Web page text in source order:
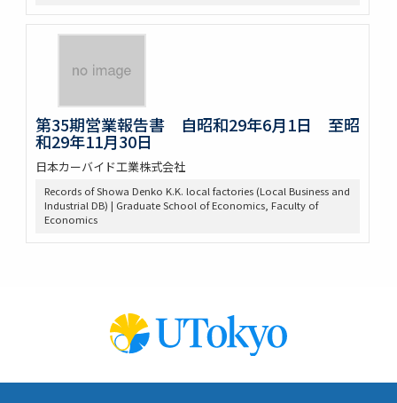
第35期営業報告書 自昭和29年6月1日 至昭
和29年11月30日
日本カーバイド工業株式会社
Records of Showa Denko K.K. local factories (Local Business and
Industrial DB) | Graduate School of Economics, Faculty of
Economics